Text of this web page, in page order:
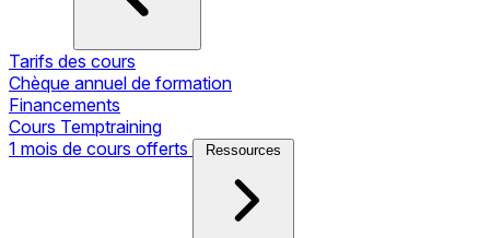
Tarifs des cours
Chèque annuel de formation
Financements
Cours Temptraining
1 mois de cours offerts
Ressources